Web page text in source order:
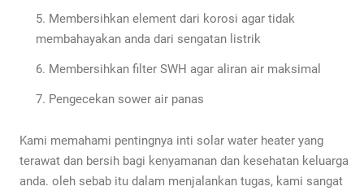
Membersihkan element dari korosi agar tidak
membahayakan anda dari sengatan listrik
Membersihkan filter SWH agar aliran air maksimal
Pengecekan sower air panas
Kami memahami pentingnya inti solar water heater yang
terawat dan bersih bagi kenyamanan dan kesehatan keluarga
anda. oleh sebab itu dalam menjalankan tugas, kami sangat